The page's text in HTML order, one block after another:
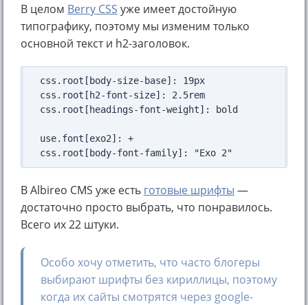
В целом Berry CSS уже имеет достойную
типографику, поэтому мы изменим только
основной текст и h2-заголовок.
css.root[body-size-base]: 19px
css.root[h2-font-size]: 2.5rem
css.root[headings-font-weight]: bold
use.font[exo2]: +
В Albireo CMS уже есть готовые шрифты —
достаточно просто выбрать, что понравилось.
Всего их 22 штуки.
Особо хочу отметить, что часто блогеры
выбирают шрифты без кириллицы, поэтому
когда их сайты смотрятся через google-